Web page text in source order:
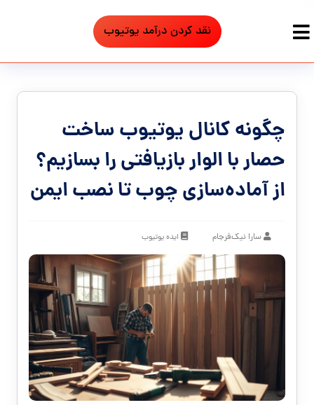
نقد کردن درآمد یوتیوب
چگونه کانال یوتیوب ساخت
حصار با الوار بازیافتی را بسازیم؟
از آماده‌سازی چوب تا نصب ایمن
سارا نیک‌فرجام ایده یوتیوب